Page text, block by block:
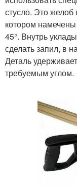
стусло. Это
котором
45°. Внутрь
сделать запил, в
Деталь
требуемым углом.